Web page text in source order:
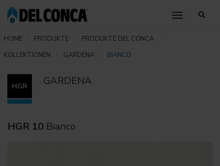
toggle
HOME PRODUKTE
PRODUKTE DEL CONCA
KOLLEKTIONEN
GARDENA BIANCO
HGR GARDENA
HGR 10 Bianco